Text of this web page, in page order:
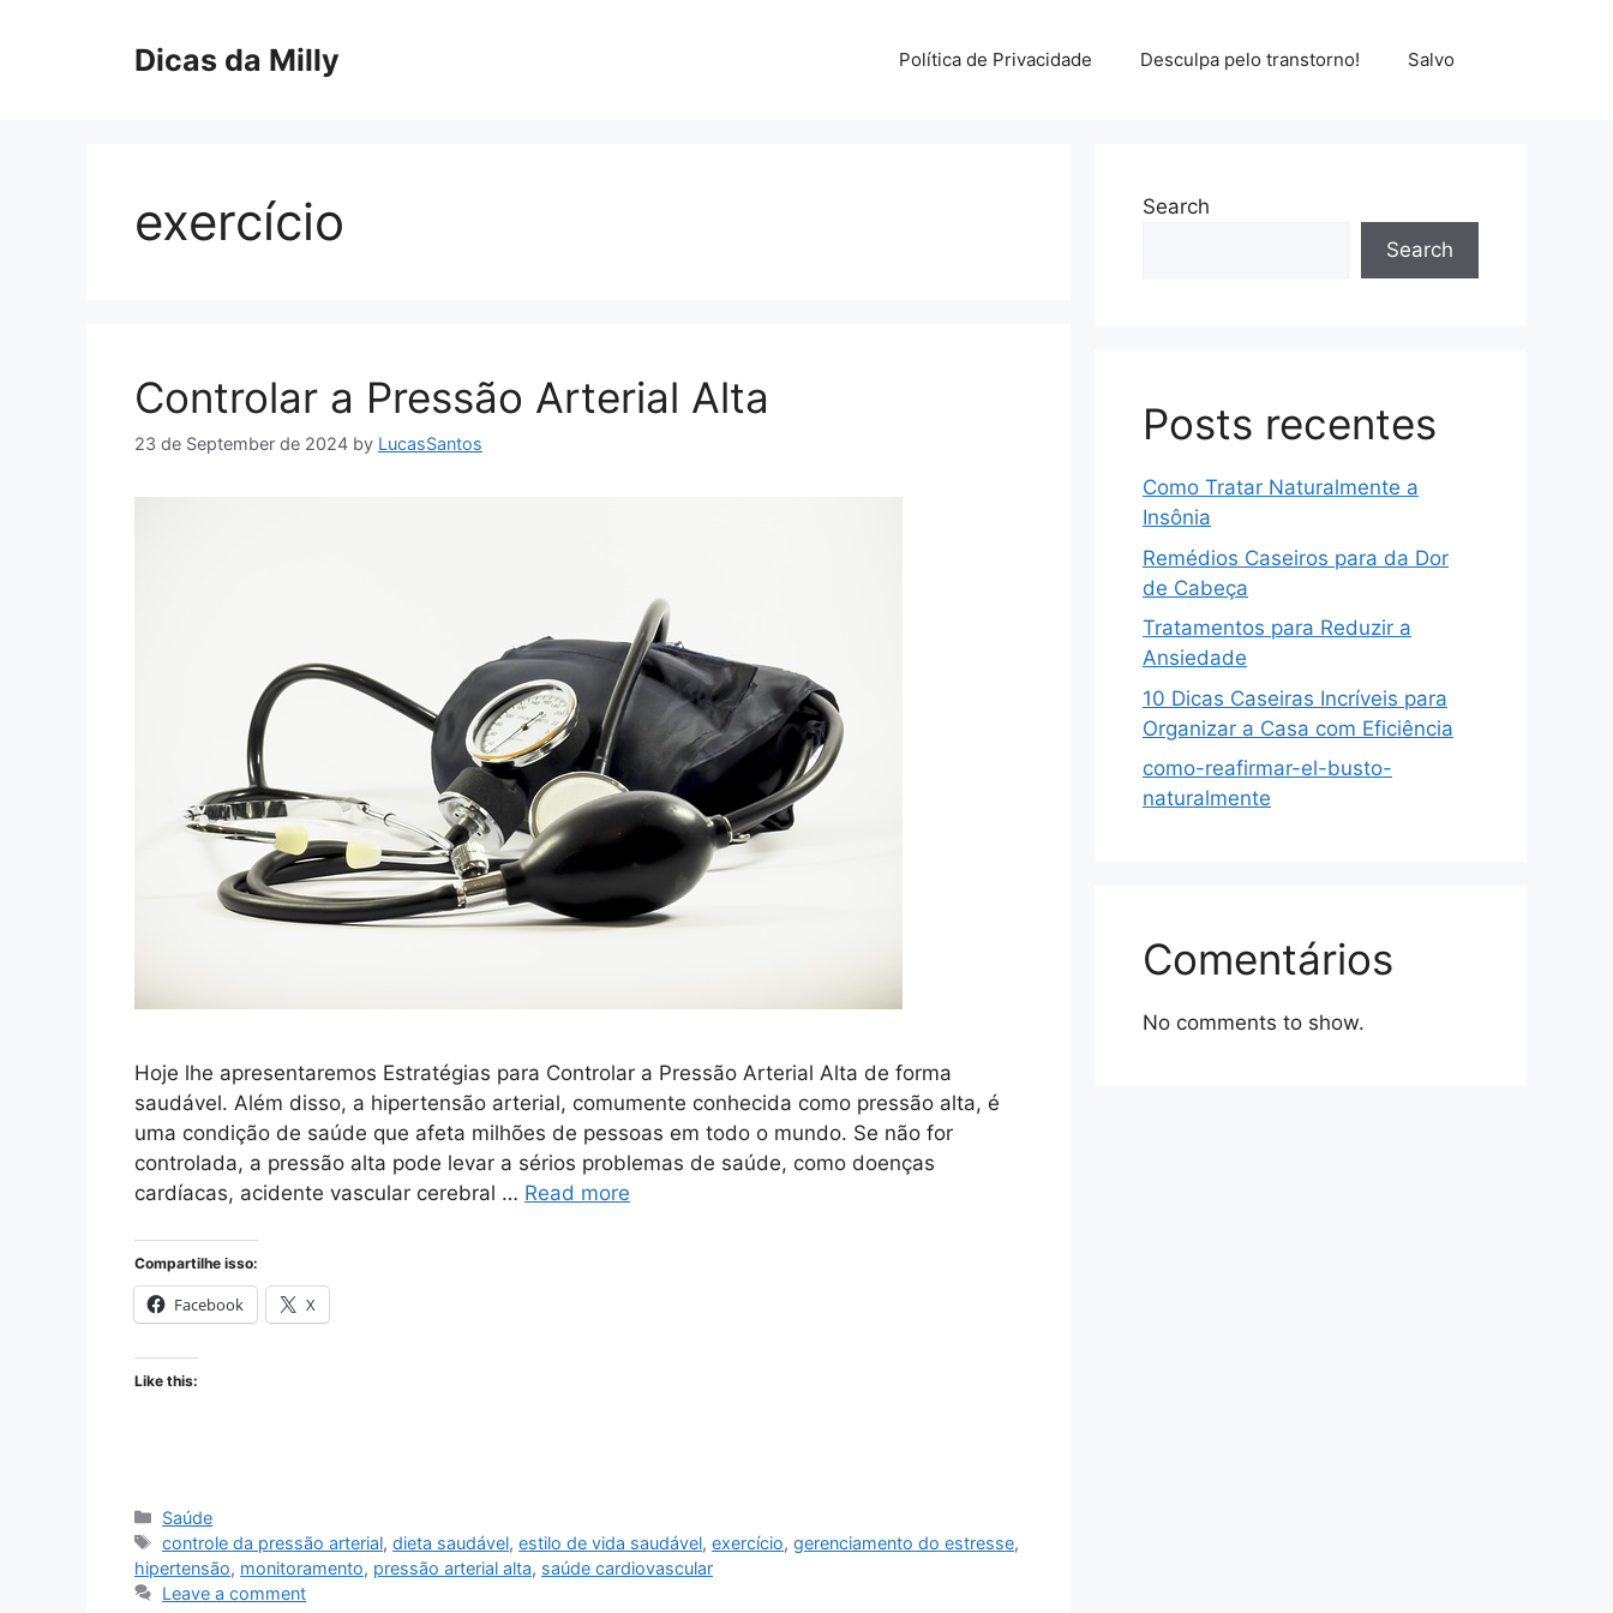
Dicas da Milly Política de Privacidade Desculpa pelo transtorno! Salvo
exercício
Controlar a Pressão Arterial Alta
23 de September de 2024 by LucasSantos
Hoje lhe apresentaremos Estratégias para Controlar a Pressão Arterial Alta de forma
saudável. Além disso, a hipertensão arterial, comumente conhecida como pressão alta, é
uma condição de saúde que afeta milhões de pessoas em todo o mundo. Se não for
controlada, a pressão alta pode levar a sérios problemas de saúde, como doenças
cardíacas, acidente vascular cerebral … Read more
Compartilhe isso:
Facebook X
Like this:
Categories
Saúde
Tags
controle da pressão arterial,dieta saudável,estilo de vida saudável,exercício,gerenciamento do estresse,
hipertensão, monitoramento, pressão arterial alta, saúde cardiovascular
Leave a comment
Search
Search
Posts recentes
Como Tratar Naturalmente a
Insônia
Remédios Caseiros para da Dor
de Cabeça
Tratamentos para Reduzir a
Ansiedade
10 Dicas Caseiras Incríveis para
Organizar a Casa com Eficiência
como-reafirmar-el-busto-
naturalmente
Comentários
No comments to show.